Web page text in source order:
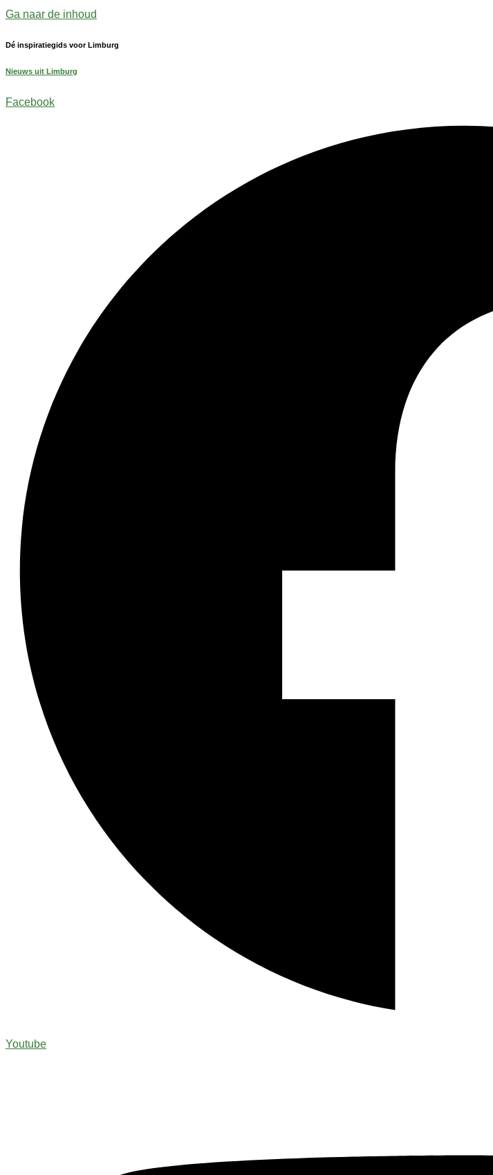
Ga naar de inhoud
Dé inspiratiegids voor Limburg
Nieuws uit Limburg
Facebook
Youtube